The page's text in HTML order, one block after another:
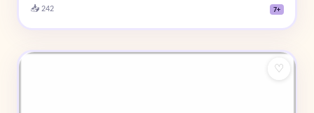
📥 242 7+
♡